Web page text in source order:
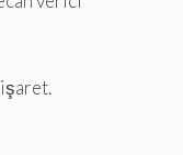
işaret.